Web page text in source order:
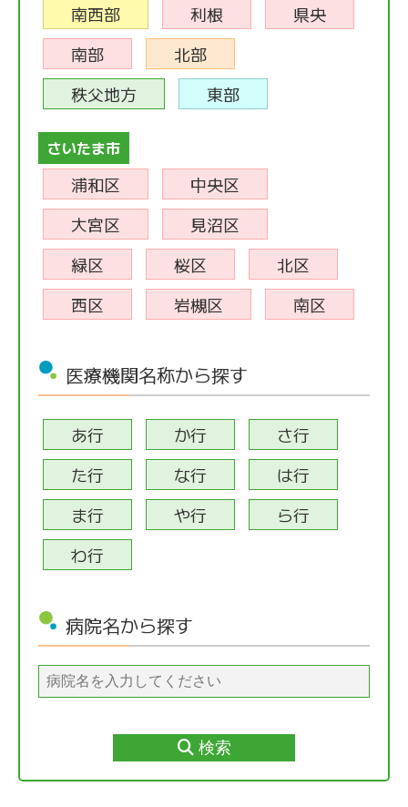
南西部
利根
県央
南部
北部
秩父地方
東部
さいたま市
浦和区
中央区
大宮区
見沼区
緑区
桜区
北区
西区
岩槻区 南区
医療機関名称から探す
あ行 か行
さ行
た行
な行
は行
ま行
や行
ら行
わ行
病院名から探す
検索